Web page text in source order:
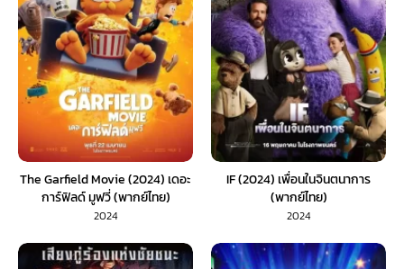
The Garfield Movie (2024) เดอะ
การ์ฟิลด์ มูฟวี่ (พากย์ไทย)
2024
IF (2024) เพื่อนในจินตนาการ
(พากย์ไทย)
2024